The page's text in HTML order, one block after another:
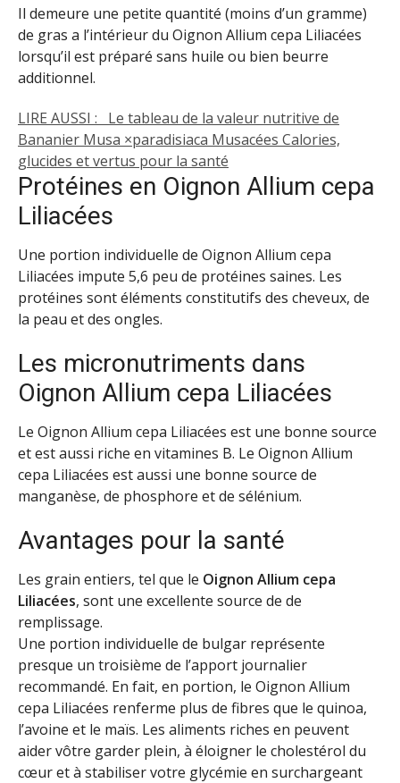
Il demeure une petite quantité (moins d’un gramme)
de gras a l’intérieur du Oignon Allium cepa Liliacées
lorsqu’il est préparé sans huile ou bien beurre
additionnel.
LIRE AUSSI :
Le tableau de la valeur nutritive de
Bananier Musa ×paradisiaca Musacées Calories,
glucides et vertus pour la santé
Protéines en Oignon Allium cepa
Liliacées
Une portion individuelle de Oignon Allium cepa
Liliacées impute 5,6 peu de protéines saines. Les
protéines sont éléments constitutifs des cheveux, de
la peau et des ongles.
Les micronutriments dans
Oignon Allium cepa Liliacées
Le Oignon Allium cepa Liliacées est une bonne source
et est aussi riche en vitamines B. Le Oignon Allium
cepa Liliacées est aussi une bonne source de
manganèse, de phosphore et de sélénium.
Avantages pour la santé
Les grain entiers, tel que le Oignon Allium cepa
Liliacées, sont une excellente source de de
remplissage.
Une portion individuelle de bulgar représente
presque un troisième de l’apport journalier
recommandé. En fait, en portion, le Oignon Allium
cepa Liliacées renferme plus de fibres que le quinoa,
l’avoine et le maïs. Les aliments riches en peuvent
aider vôtre garder plein, à éloigner le cholestérol du
cœur et à stabiliser votre glycémie en surchargeant